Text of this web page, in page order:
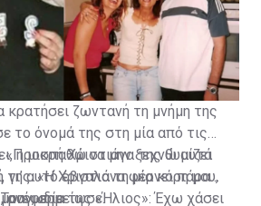
κρατήσει ζωντανή τη μνήμη της
το όνομά της στη μία από τις
«Προσπαθώ να μην ξεχνώ αυτά
αυτό έβγαλα τη μία κόρη μου,
ανέφερε.
η μικρή Χριστιάνα της θυμίζει
«Η Χριστιάνα φέρνει πάρα
σημείωσε.
Τραγωδία της «Ήλιος»: Έχω χάσει